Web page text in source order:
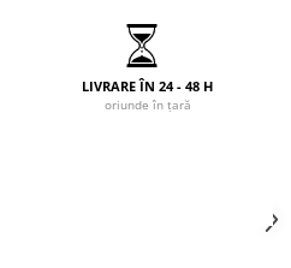
LIVRARE ÎN 24 - 48 H
oriunde în țară